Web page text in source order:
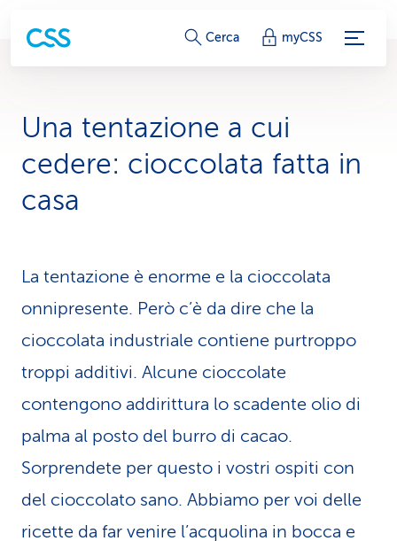
c
e
m
e
n
d
i
s
Cerca myCSS
Una tentazione a cui
cedere: cioccolata fatta in
casa
La tentazione è enorme e la cioccolata
onnipresente. Però c’è da dire che la
cioccolata industriale contiene purtroppo
troppi additivi. Alcune cioccolate
contengono addirittura lo scadente olio di
palma al posto del burro di cacao.
Sorprendete per questo i vostri ospiti con
del cioccolato sano. Abbiamo per voi delle
ricette da far venire l’acquolina in bocca e